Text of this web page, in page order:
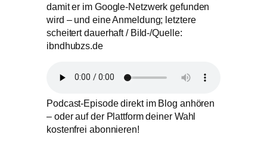
damit er im Google-Netzwerk gefunden
wird – und eine Anmeldung; letztere
scheitert dauerhaft / Bild-/Quelle:
ibndhubzs.de
Podcast-Episode direkt im Blog anhören
– oder auf der Plattform deiner Wahl
kostenfrei abonnieren!